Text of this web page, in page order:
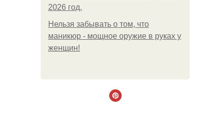
2026 год.
Нельзя забывать о том, что
маникюр - мощное оружие в руках у
женщин!